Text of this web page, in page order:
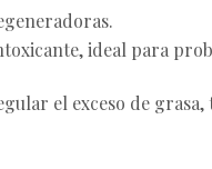
ideal para
el exceso de